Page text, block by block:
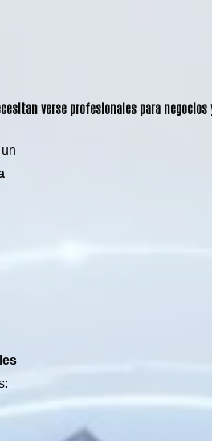
verse profesionales para